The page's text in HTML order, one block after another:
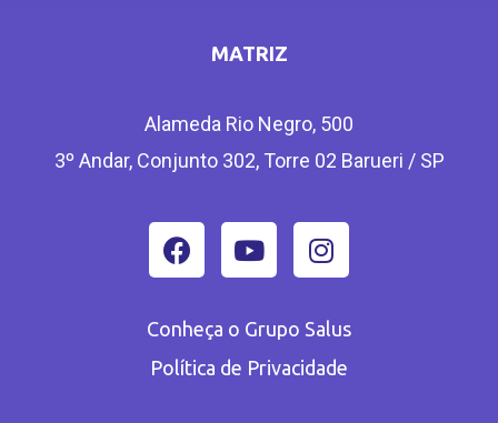
MATRIZ
Alameda Rio Negro, 500
3º Andar, Conjunto 302, Torre 02 Barueri / SP
Conheça o Grupo Salus
Política de Privacidade